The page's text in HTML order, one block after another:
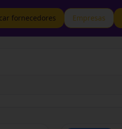
fornecedores Empresas